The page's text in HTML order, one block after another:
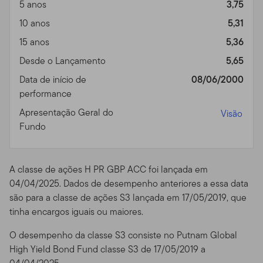
5 anos
3,75
10 anos
5,31
15 anos
5,36
Desde o Lançamento
5,65
Data de início de
performance
08/06/2000
Apresentação Geral do
Fundo
Visão
A classe de ações H PR GBP ACC foi lançada em
04/04/2025. Dados de desempenho anteriores a essa data
são para a classe de ações S3 lançada em 17/05/2019, que
tinha encargos iguais ou maiores.
O desempenho da classe S3 consiste no Putnam Global
High Yield Bond Fund classe S3 de 17/05/2019 a
participe de qualquer estratégia ou transação ligadas a
investimentos. Enquanto algumas das ferramentas
de investimentos através do uso de suas próprias
convicções pessoais, esses resultados não devem ser
encarados como nossos conselhos ou recomendações
de investimento. A não ser que esteja especialmente
especificado, você sozinho é o único responsável por
determinar se um investimento, título, estratégia ou
produto/serviço é apropriado ou conveniente a você,
ou profissional fiscal sobre sua situação relativa a leis e
impostos.
Utilização Proibida e Meios
de Acesso
Utilização Proibida. Porque todos os servidores têm um